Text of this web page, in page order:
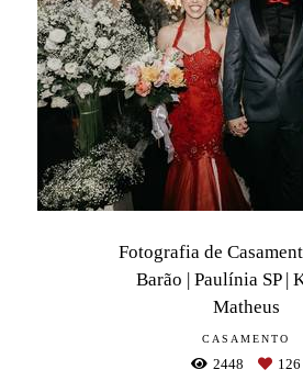
Fotografia de
Barão | Paulínia SP |
Matheus
CASAMENTO
2448 126